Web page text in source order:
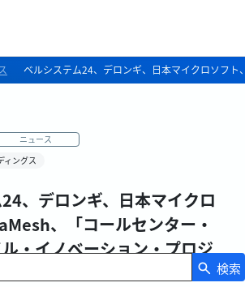
検索
ベルシステム24、デロンギ、日本マイクロソフ
ニュース
ィングス
、デロンギ、日本マイクロ
、「コールセンター・
・イノベーション・プロジ